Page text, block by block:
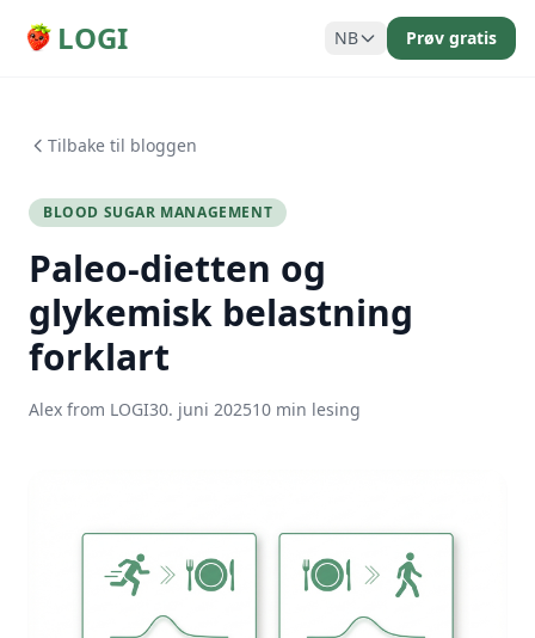
LOGI NB Prøv gratis
Tilbake til bloggen
BLOOD SUGAR MANAGEMENT
Paleo-dietten og
glykemisk belastning
forklart
Alex from LOGI30. juni 202510 min lesing